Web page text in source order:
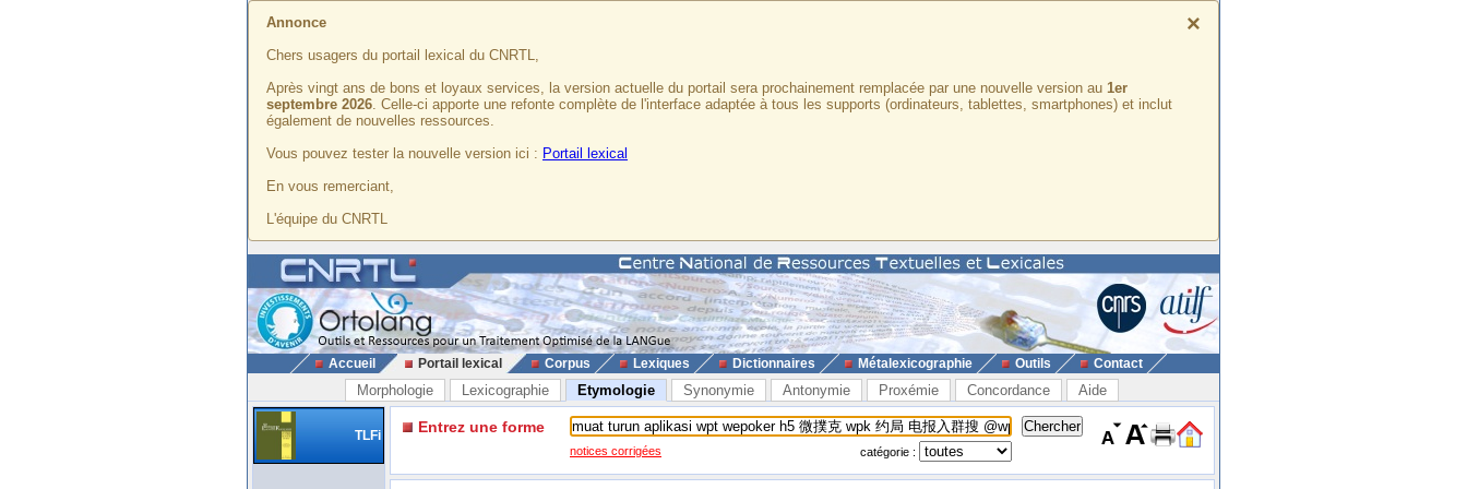
×
Annonce
Chers usagers du portail lexical du CNRTL,
Après vingt ans de bons et loyaux services, la version actuelle du portail sera prochainement remplacée par une nouvelle version au 1er
septembre 2026. Celle-ci apporte une refonte complète de l'interface adaptée à tous les supports (ordinateurs, tablettes, smartphones) et inclut
également de nouvelles ressources.
Vous pouvez tester la nouvelle version ici : Portail lexical
En vous remerciant,
L'équipe du CNRTL
Accueil Portail lexical Corpus Lexiques Dictionnaires Métalexicographie Outils Contact
Morphologie Lexicographie Etymologie Synonymie Antonymie Proxémie Concordance Aide
TLFi Entrez une forme
notices corrigées catégorie :